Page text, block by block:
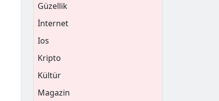
Güzellik
İnternet
Ios
Kripto
Kültür
Magazin